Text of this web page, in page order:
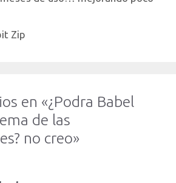
Zip
en «¿Podra Babel
de las
no creo»